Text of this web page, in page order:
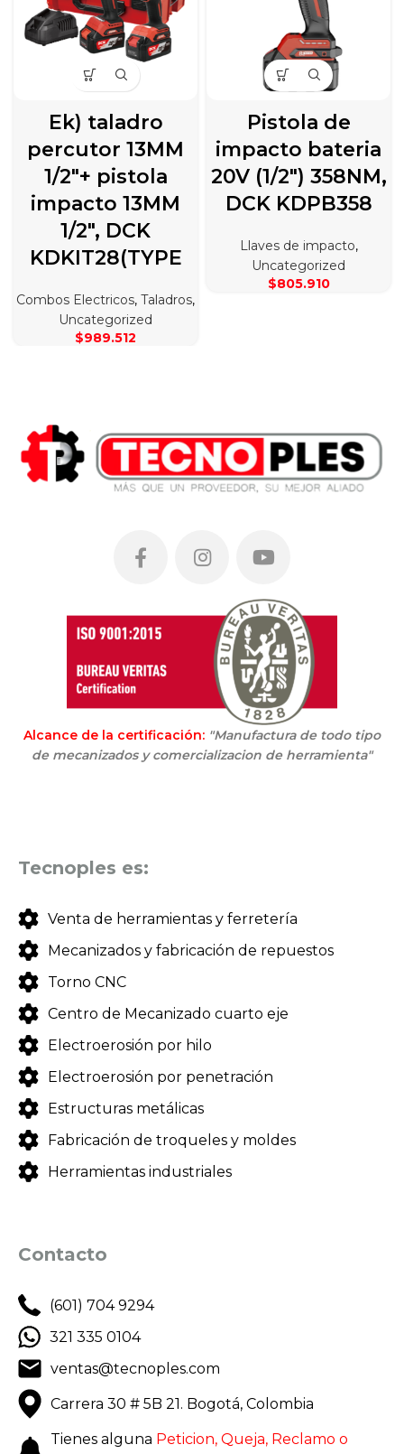
Ek) taladro
percutor 13MM
1/2″+ pistola
impacto 13MM
1/2″, DCK
KDKIT28(TYPE
Combos Electricos, Taladros,
Uncategorized
$989.512
Pistola de
impacto bateria
20V (1/2″) 358NM,
DCK KDPB358
Llaves de impacto,
Uncategorized
$805.910
Alcance de la certificación: "Manufactura de todo tipo
de mecanizados y comercializacion de herramienta"
Tecnoples es:
Venta de herramientas y ferretería
Mecanizados y fabricación de repuestos
Torno CNC
Centro de Mecanizado cuarto eje
Electroerosión por hilo
Electroerosión por penetración
Estructuras metálicas
Fabricación de troqueles y moldes
Herramientas industriales
Contacto
(601) 704 9294
321 335 0104
ventas@tecnoples.com
Carrera 30 # 5B 21. Bogotá, Colombia
Tienes alguna Peticion, Queja, Reclamo o